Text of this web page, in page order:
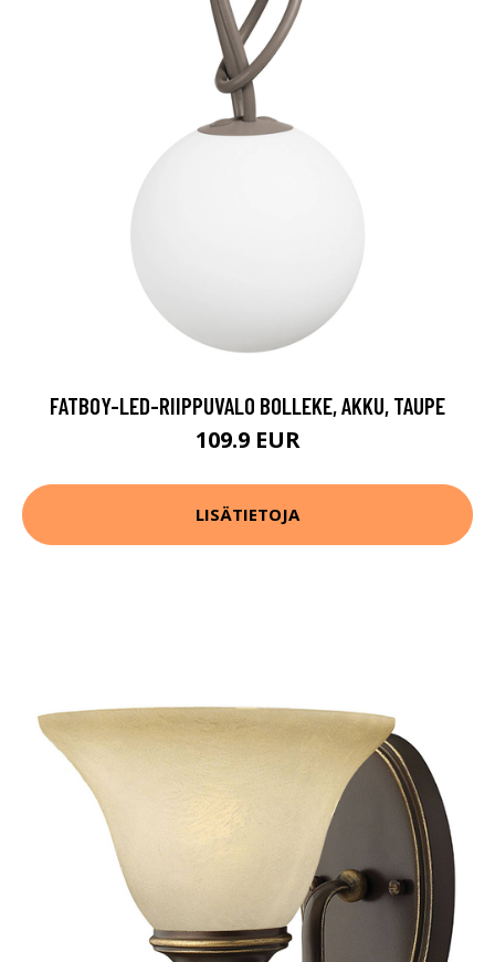
FATBOY-LED-RIIPPUVALO BOLLEKE, AKKU, TAUPE
109.9 EUR
LISÄTIETOJA